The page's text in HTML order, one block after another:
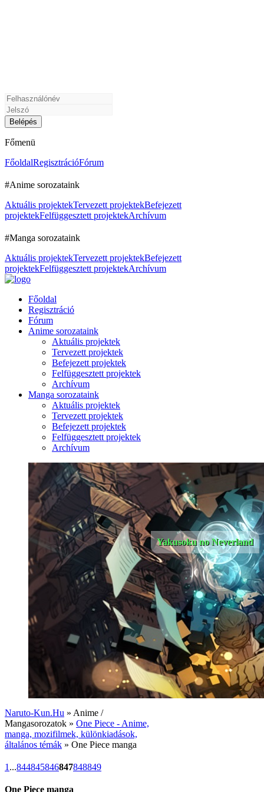
Főmenü
FőoldalRegisztrációFórum
#Anime sorozataink
Aktuális projektekTervezett projektekBefejezett
projektekFelfüggesztett projektekArchívum
#Manga sorozataink
Aktuális projektekTervezett projektekBefejezett
projektekFelfüggesztett projektekArchívum
Főoldal
Regisztráció
Fórum
Anime sorozataink
Aktuális projektek
Tervezett projektek
Befejezett projektek
Felfüggesztett projektek
Archívum
Manga sorozataink
Aktuális projektek
Tervezett projektek
Befejezett projektek
Felfüggesztett projektek
Archívum
Yakusoku no Neverland
Naruto-Kun.Hu » Anime /
Mangasorozatok » One Piece - Anime,
manga, mozifilmek, különkiadások,
általános témák » One Piece manga
1 ...844845846847848849
One Piece manga